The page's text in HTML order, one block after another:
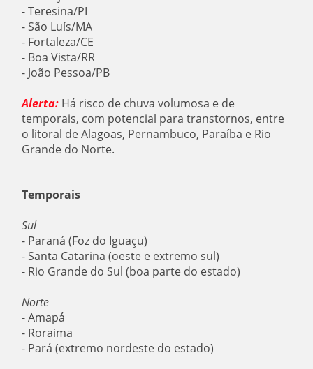
- Teresina/PI
- São Luís/MA
- Fortaleza/CE
- Boa Vista/RR
- João Pessoa/PB
Alerta: Há risco de chuva volumosa e de
temporais, com potencial para transtornos, entre
o litoral de Alagoas, Pernambuco, Paraíba e Rio
Grande do Norte.
Temporais
Sul
- Paraná (Foz do Iguaçu)
- Santa Catarina (oeste e extremo sul)
- Rio Grande do Sul (boa parte do estado)
Norte
- Amapá
- Roraima
- Pará (extremo nordeste do estado)